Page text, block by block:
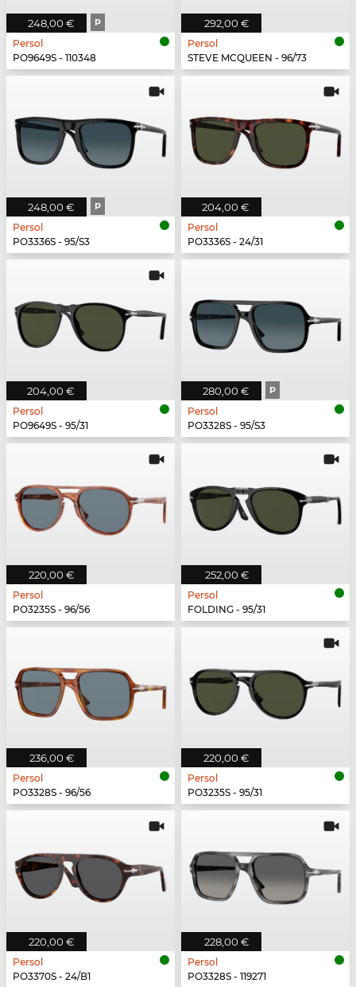
248,00 € P
Persol
PO9649S - 110348
292,00 €
Persol
STEVE MCQUEEN - 96/73
248,00 € P
Persol
PO3336S - 95/S3
204,00 €
Persol
PO3336S - 24/31
204,00 €
Persol
PO9649S - 95/31
280,00 € P
Persol
PO3328S - 95/S3
220,00 €
Persol
PO3235S - 96/56
252,00 €
Persol
FOLDING - 95/31
236,00 €
Persol
PO3328S - 96/56
220,00 €
Persol
PO3235S - 95/31
220,00 €
Persol
PO3370S - 24/B1
228,00 €
Persol
PO3328S - 119271